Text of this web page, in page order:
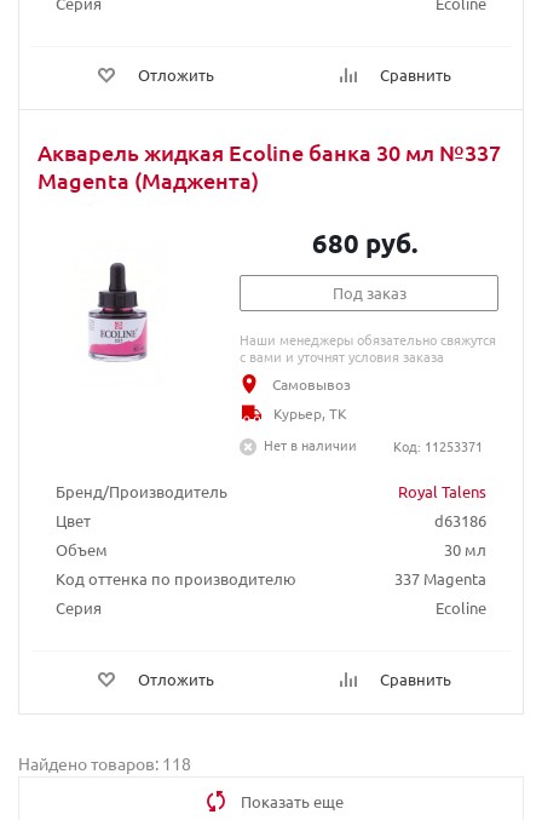
Отложить Сравнить
Акварель жидкая Ecoline банка 30 мл №337
Magenta (Маджента)
Бренд/Производитель
Royal Talens
Цвет
d63186
Объем
30 мл
Код оттенка по производителю
337 Magenta
Серия
Ecoline
Отложить Сравнить
680 руб.
Под заказ
Наши менеджеры обязательно свяжутся
с вами и уточнят условия заказа
Самовывоз
Курьер, ТК
Нет в наличии
Код: 11253371
Найдено товаров: 118
Показать еще